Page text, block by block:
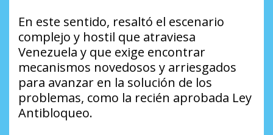
En este sentido, resaltó el escenario
complejo y hostil que atraviesa
Venezuela y que exige encontrar
mecanismos novedosos y arriesgados
para avanzar en la solución de los
problemas, como la recién aprobada Ley
Antibloqueo.